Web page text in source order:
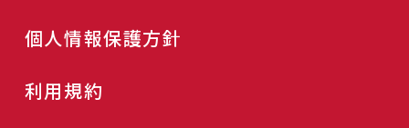
個人情報保護方針
利用規約